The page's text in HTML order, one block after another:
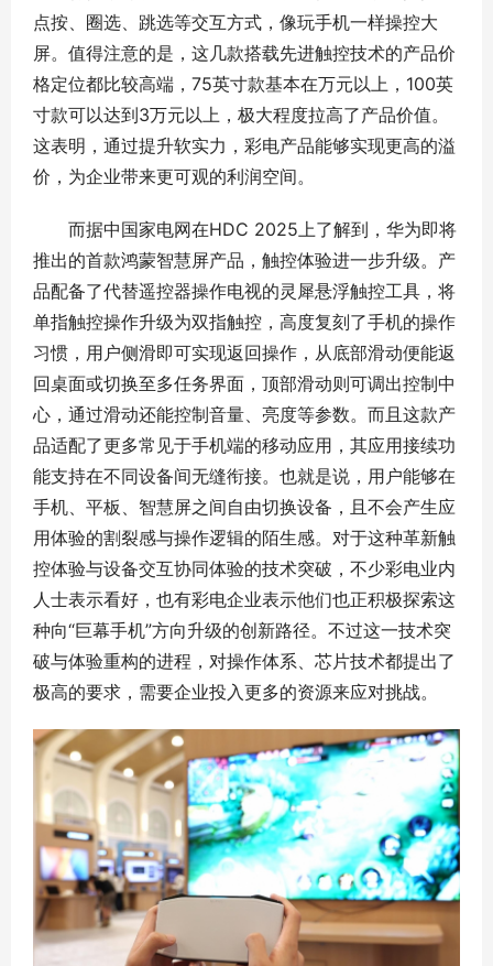
点按、圈选、跳选等交互方式，像玩手机一样操控大
屏。值得注意的是，这几款搭载先进触控技术的产品价
格定位都比较高端，75英寸款基本在万元以上，100英
寸款可以达到3万元以上，极大程度拉高了产品价值。
这表明，通过提升软实力，彩电产品能够实现更高的溢
价，为企业带来更可观的利润空间。
而据中国家电网在HDC 2025上了解到，华为即将
推出的首款鸿蒙智慧屏产品，触控体验进一步升级。产
品配备了代替遥控器操作电视的灵犀悬浮触控工具，将
单指触控操作升级为双指触控，高度复刻了手机的操作
习惯，用户侧滑即可实现返回操作，从底部滑动便能返
回桌面或切换至多任务界面，顶部滑动则可调出控制中
心，通过滑动还能控制音量、亮度等参数。而且这款产
品适配了更多常见于手机端的移动应用，其应用接续功
能支持在不同设备间无缝衔接。也就是说，用户能够在
手机、平板、智慧屏之间自由切换设备，且不会产生应
用体验的割裂感与操作逻辑的陌生感。对于这种革新触
控体验与设备交互协同体验的技术突破，不少彩电业内
人士表示看好，也有彩电企业表示他们也正积极探索这
种向“巨幕手机”方向升级的创新路径。不过这一技术突
破与体验重构的进程，对操作体系、芯片技术都提出了
极高的要求，需要企业投入更多的资源来应对挑战。